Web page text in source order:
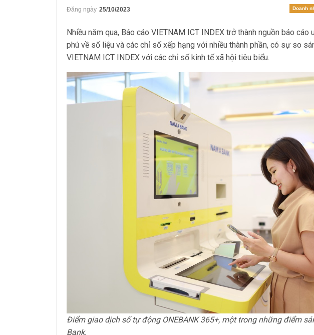
Doanh
Đăng ngày 25/10/2023
Nhiều năm qua, Báo cáo VIETNAM ICT INDEX trở thành nguồn báo
phú về số liệu và các chỉ số xếp hạng với nhiều thành phần, có sự so
VIETNAM ICT INDEX với các chỉ số kinh tế xã hội tiêu biểu.
Điểm giao dịch số tự động ONEBANK 365+, một trong những điểm
Bank.